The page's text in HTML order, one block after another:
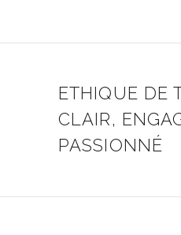
ETHIQUE DE
CLAIR,
PASSIONNÉ